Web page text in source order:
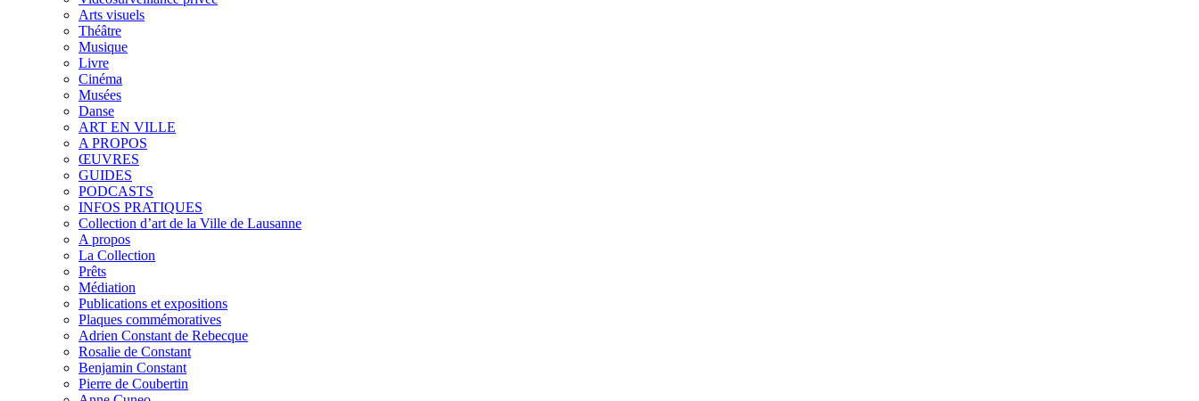
Arts visuels
Théâtre
Musique
Livre
Cinéma
Musées
Danse
ART EN VILLE
A PROPOS
ŒUVRES
GUIDES
PODCASTS
INFOS PRATIQUES
Collection d’art de la Ville de Lausanne
A propos
La Collection
Prêts
Médiation
Publications et expositions
Plaques commémoratives
Adrien Constant de Rebecque
Rosalie de Constant
Benjamin Constant
Pierre de Coubertin